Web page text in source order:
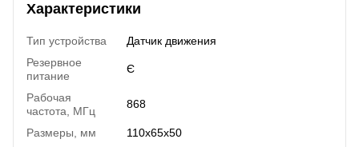
Характеристики
Тип устройства
Датчик движения
Резервное
питание
Є
Рабочая
частота, МГц
868
Размеры, мм
110x65x50